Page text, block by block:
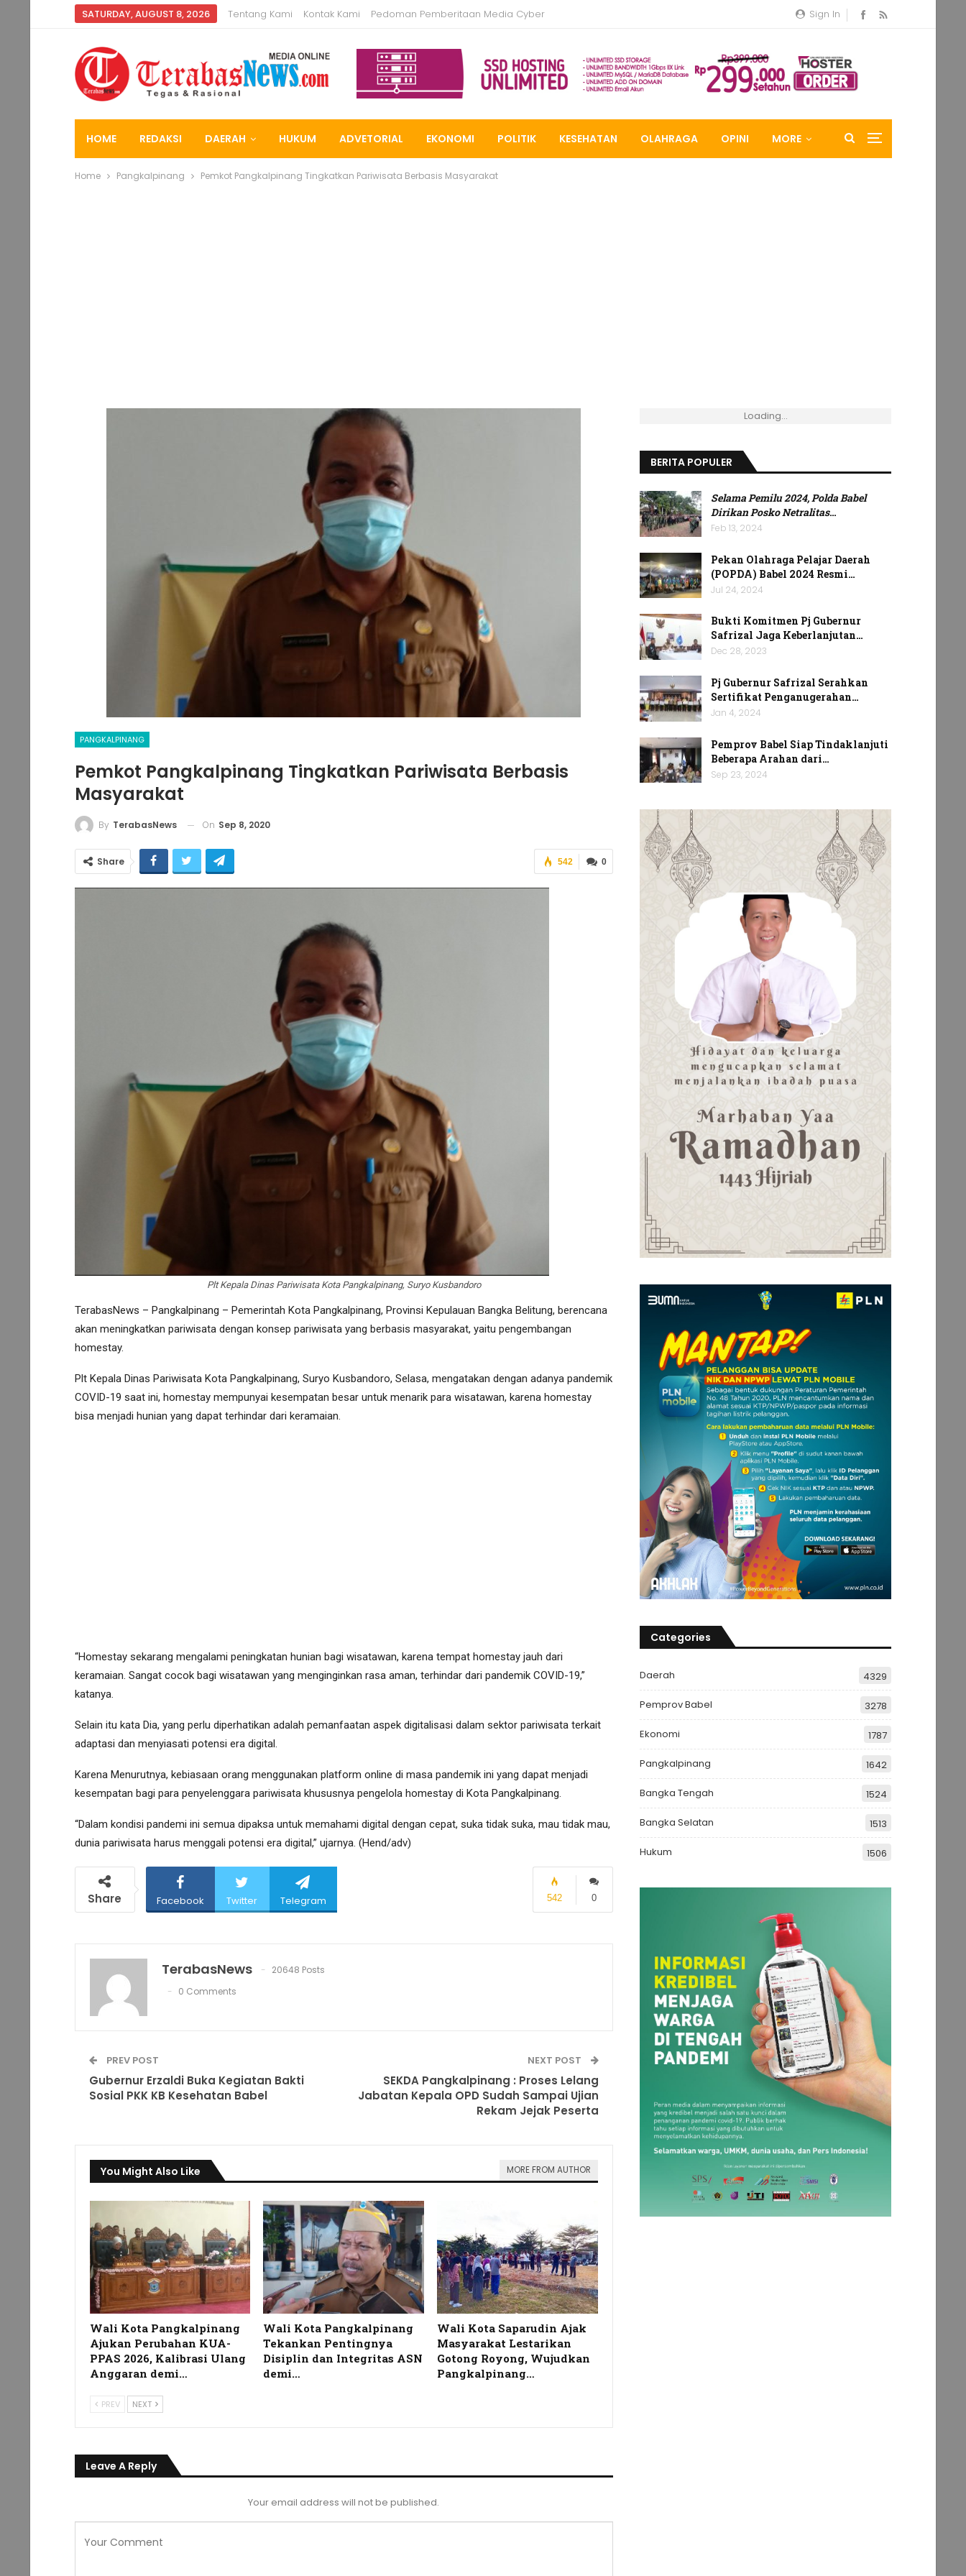
Sign In
SATURDAY, AUGUST 8, 2026 Tentang Kami Kontak Kami Pedoman Pemberitaan Media Cyber
HOME REDAKSI DAERAH HUKUM ADVETORIAL EKONOMI POLITIK KESEHATAN OLAHRAGA OPINI MORE
Home Pangkalpinang Pemkot Pangkalpinang Tingkatkan Pariwisata Berbasis Masyarakat
PANGKALPINANG
Pemkot Pangkalpinang Tingkatkan Pariwisata Berbasis
Masyarakat
By TerabasNews On Sep 8, 2020
0
542
Share
Plt Kepala Dinas Pariwisata Kota Pangkalpinang, Suryo Kusbandoro
TerabasNews – Pangkalpinang – Pemerintah Kota Pangkalpinang, Provinsi Kepulauan Bangka Belitung, berencana
akan meningkatkan pariwisata dengan konsep pariwisata yang berbasis masyarakat, yaitu pengembangan
homestay.
Plt Kepala Dinas Pariwisata Kota Pangkalpinang, Suryo Kusbandoro, Selasa, mengatakan dengan adanya pandemik
COVID-19 saat ini, homestay mempunyai kesempatan besar untuk menarik para wisatawan, karena homestay
bisa menjadi hunian yang dapat terhindar dari keramaian.
“Homestay sekarang mengalami peningkatan hunian bagi wisatawan, karena tempat homestay jauh dari
keramaian. Sangat cocok bagi wisatawan yang menginginkan rasa aman, terhindar dari pandemik COVID-19,”
katanya.
Selain itu kata Dia, yang perlu diperhatikan adalah pemanfaatan aspek digitalisasi dalam sektor pariwisata terkait
adaptasi dan menyiasati potensi era digital.
Karena Menurutnya, kebiasaan orang menggunakan platform online di masa pandemik ini yang dapat menjadi
kesempatan bagi para penyelenggara pariwisata khususnya pengelola homestay di Kota Pangkalpinang.
“Dalam kondisi pandemi ini semua dipaksa untuk memahami digital dengan cepat, suka tidak suka, mau tidak mau,
dunia pariwisata harus menggali potensi era digital,” ujarnya. (Hend/adv)
0
542
Share Facebook Twitter Telegram
TerabasNews
20648 Posts
0 Comments
PREV POST
Gubernur Erzaldi Buka Kegiatan Bakti
Sosial PKK KB Kesehatan Babel
NEXT POST
SEKDA Pangkalpinang : Proses Lelang
Jabatan Kepala OPD Sudah Sampai Ujian
Rekam Jejak Peserta
You Might Also Like MORE FROM AUTHOR
Wali Kota Pangkalpinang
Ajukan Perubahan KUA-
PPAS 2026, Kalibrasi Ulang
Anggaran demi…
Wali Kota Pangkalpinang
Tekankan Pentingnya
Disiplin dan Integritas ASN
demi…
Wali Kota Saparudin Ajak
Masyarakat Lestarikan
Gotong Royong, Wujudkan
Pangkalpinang…
PREV NEXT
Leave A Reply
Your email address will not be published.
Loading...
BERITA POPULER
Selama Pemilu 2024, Polda Babel
Dirikan Posko Netralitas…
Feb 13, 2024
Pekan Olahraga Pelajar Daerah
(POPDA) Babel 2024 Resmi…
Jul 24, 2024
Bukti Komitmen Pj Gubernur
Safrizal Jaga Keberlanjutan…
Dec 28, 2023
Pj Gubernur Safrizal Serahkan
Sertifikat Penganugerahan…
Jan 4, 2024
Pemprov Babel Siap Tindaklanjuti
Beberapa Arahan dari…
Sep 23, 2024
Categories
Daerah 4329
Pemprov Babel 3278
Ekonomi 1787
Pangkalpinang 1642
Bangka Tengah 1524
Bangka Selatan 1513
Hukum 1506